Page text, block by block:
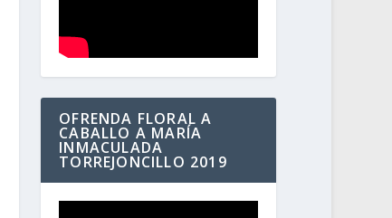
OFRENDA FLORAL A
CABALLO A MARÍA
INMACULADA
TORREJONCILLO 2019